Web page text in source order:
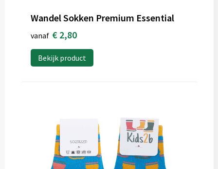
Wandel Sokken Premium Essential
vanaf € 2,80
Bekijk product